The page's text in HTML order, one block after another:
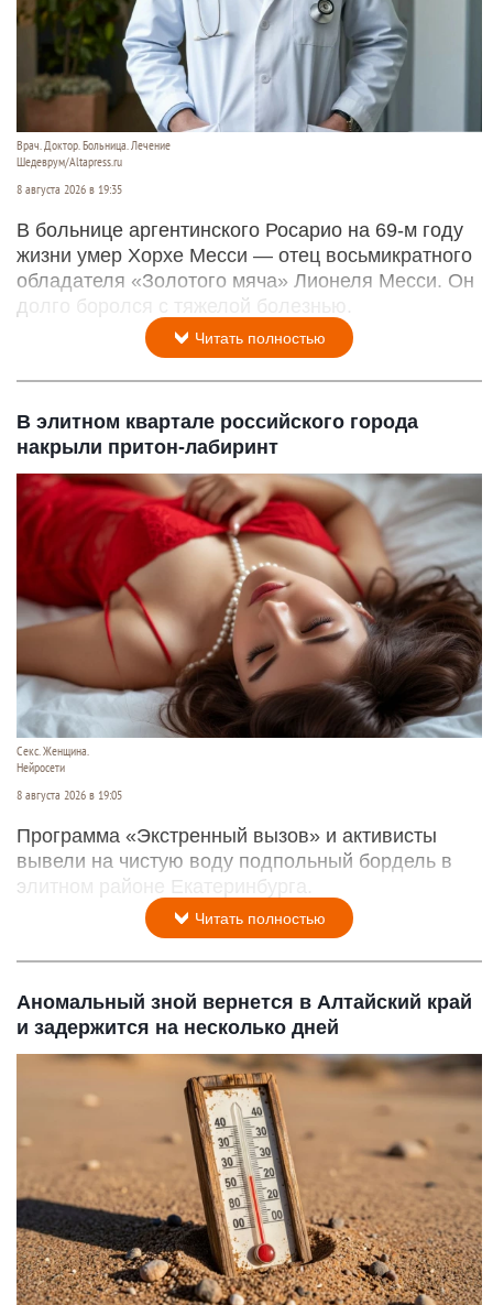
Врач. Доктор. Больница. Лечение
Шедеврум/Altapress.ru
8 августа 2026 в 19:35
В больнице аргентинского Росарио на 69-м году
жизни умер Хорхе Месси — отец восьмикратного
обладателя «Золотого мяча» Лионеля Месси. Он
долго боролся с тяжелой болезнью.
Читать полностью
В элитном квартале российского города
накрыли притон-лабиринт
Секс. Женщина.
Нейросети
8 августа 2026 в 19:05
Программа «Экстренный вызов» и активисты
вывели на чистую воду подпольный бордель в
элитном районе Екатеринбурга.
Читать полностью
Аномальный зной вернется в Алтайский край
и задержится на несколько дней